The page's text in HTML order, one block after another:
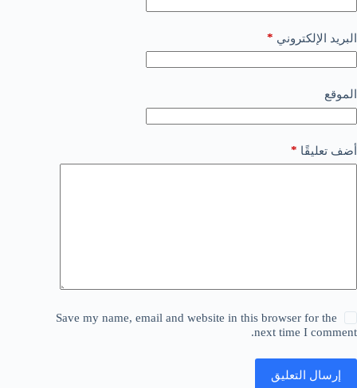
البريد الإلكتروني *
الموقع
أضف تعليقًا *
Save my name, email and website in this browser for the
next time I comment.
إرسال التعليق